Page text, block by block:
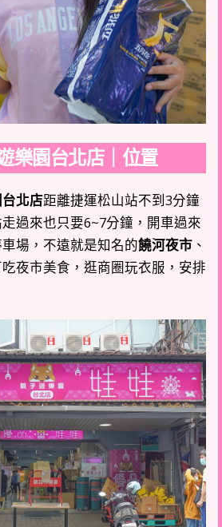
樂園台北店｜位置
北店距離捷運松山站不到3分鐘
過來也只要6~7分鐘，開車過來
場，不遠就是知名的饒河夜市 、
吃夜市美食，逛商圈玩衣服，安排